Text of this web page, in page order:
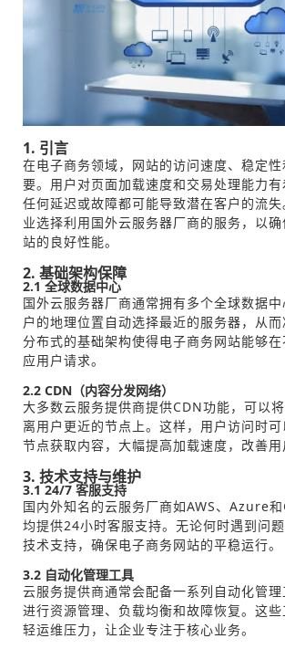
1. 引言
在电子商务领域，网站的访问速度、稳定
要。用户对页面加载速度和交易处理能力有
任何延迟或故障都可能导致潜在客户的流
业选择利用国外云服务器厂商的服务，以
站的良好性能。
2. 基础架构保障
2.1 全球数据中心
国外云服务器厂商通常拥有多个全球数据
户的地理位置自动选择最近的服务器，从
分布式的基础架构使得电子商务网站能够
应用户请求。
2.2 CDN（内容分发网络）
大多数云服务提供商提供CDN功能，可以
离用户更近的节点上。这样，用户访问时
节点获取内容，大幅提高加载速度，改善用
3. 技术支持与维护
3.1 24/7 客服支持
国内外知名的云服务厂商如AWS、Azure
均提供24小时客服支持。无论何时遇到问
技术支持，确保电子商务网站的平稳运行。
3.2 自动化管理工具
云服务提供商通常会配备一系列自动化管
进行资源管理、负载均衡和故障恢复。这
轻运维压力，让企业专注于核心业务。